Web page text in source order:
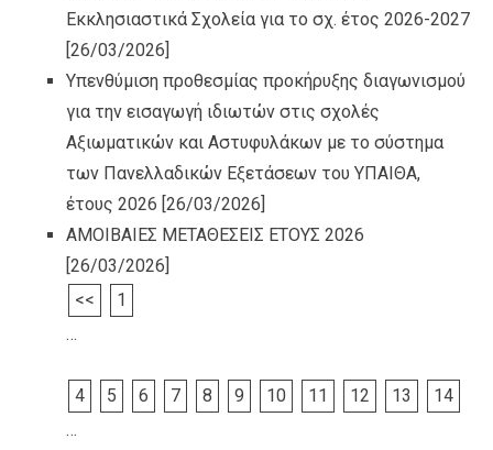
Εκκλησιαστικά Σχολεία για το σχ. έτος 2026-2027
[26/03/2026]
Υπενθύμιση προθεσμίας προκήρυξης διαγωνισμού
για την εισαγωγή ιδιωτών στις σχολές
Αξιωματικών και Αστυφυλάκων με το σύστημα
των Πανελλαδικών Εξετάσεων του ΥΠΑΙΘΑ,
έτους 2026 [26/03/2026]
ΑΜΟΙΒΑΙΕΣ ΜΕΤΑΘΕΣΕΙΣ ΕΤΟΥΣ 2026
[26/03/2026]
<<
1
…
4 5 6 7 8 9 10 11 12 13
14
…